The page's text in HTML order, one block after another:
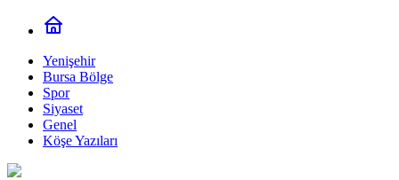
Yenişehir
Bursa Bölge
Spor
Siyaset
Genel
Köşe Yazıları